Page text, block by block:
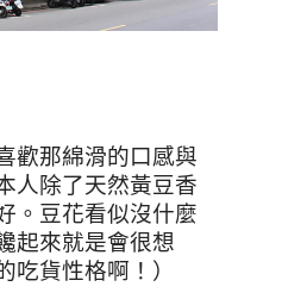
歡那綿滑的口感與
人除了天然黃豆香
。豆花看似沒什麼
起來就是會很想
吃貨性格啊！）